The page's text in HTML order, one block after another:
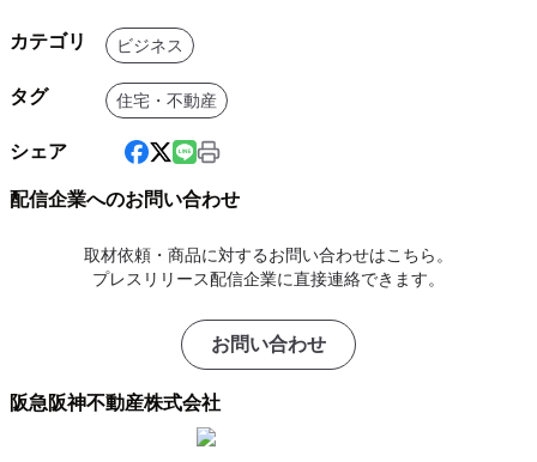
カテゴリ ビジネス
タグ 住宅・不動産
シェア
配信企業へのお問い合わせ
取材依頼・商品に対するお問い合わせはこちら。
プレスリリース配信企業に直接連絡できます。
お問い合わせ
阪急阪神不動産株式会社